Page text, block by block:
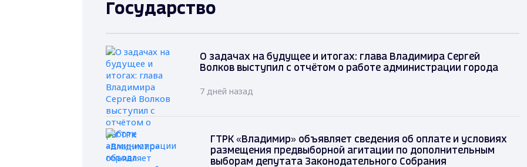
Государство
О задачах на будущее и итогах: глава Владимира Сергей
Волков выступил с отчётом о работе администрации города
7 дней назад
ГТРК «Владимир» объявляет сведения об оплате и условиях
размещения предвыборной агитации по дополнительным
выборам депутата Законодательного Собрания